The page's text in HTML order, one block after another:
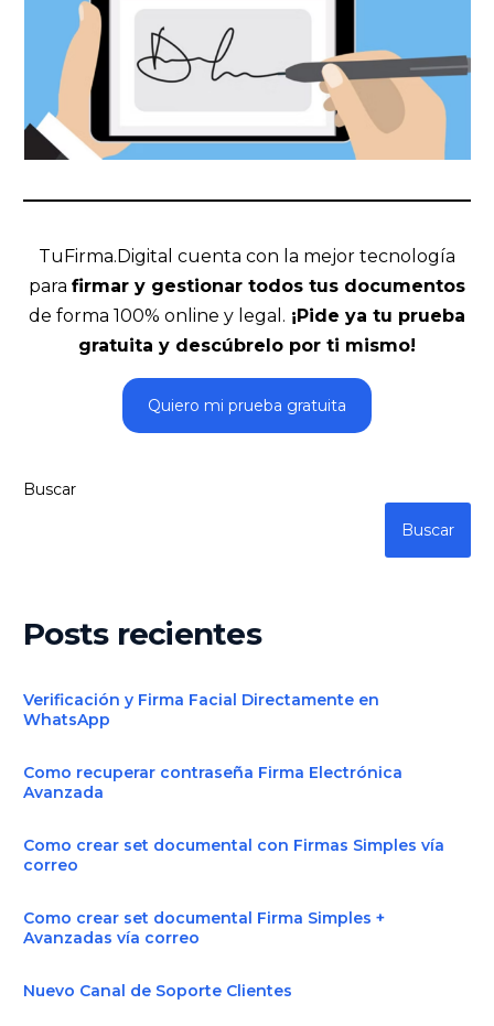
TuFirma.Digital cuenta con la mejor tecnología
para firmar y gestionar todos tus documentos
de forma 100% online y legal. ¡Pide ya tu prueba
gratuita y descúbrelo por ti mismo!
Quiero mi prueba gratuita
Buscar
Buscar
Posts recientes
Verificación y Firma Facial Directamente en
WhatsApp
Como recuperar contraseña Firma Electrónica
Avanzada
Como crear set documental con Firmas Simples vía
correo
Como crear set documental Firma Simples +
Avanzadas vía correo
Nuevo Canal de Soporte Clientes